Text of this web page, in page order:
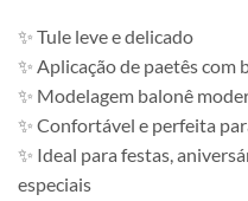
✨ Tule leve e delicado
✨ Aplicação de paetês
✨ Modelagem balonê
✨ Confortável e perfeita
✨ Ideal para festas,
especiais